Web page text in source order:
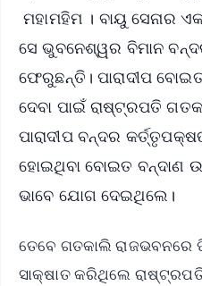
ମହାମହିମ । ବାୟୁ ସେନାର
ସେ ଭୁବନେଶ୍ୱର ବିମାନ
ଫେରୁଛନ୍ତି। ପାରାଦୀପ
ଦେବା ପାଇଁ ରାଷ୍ଟ୍ରପତି
ପାରାଦୀପ ବନ୍ଦର
ହୋଇଥିବା ବୋଇତ ବନ୍ଦାଣ
ଭାବେ ଯୋଗ ଦେଇଥିଲେ।
ତେବେ ଗତକାଲି ରାଜଭବନରେ
ସାକ୍ଷାତ କରିଥିଲେ